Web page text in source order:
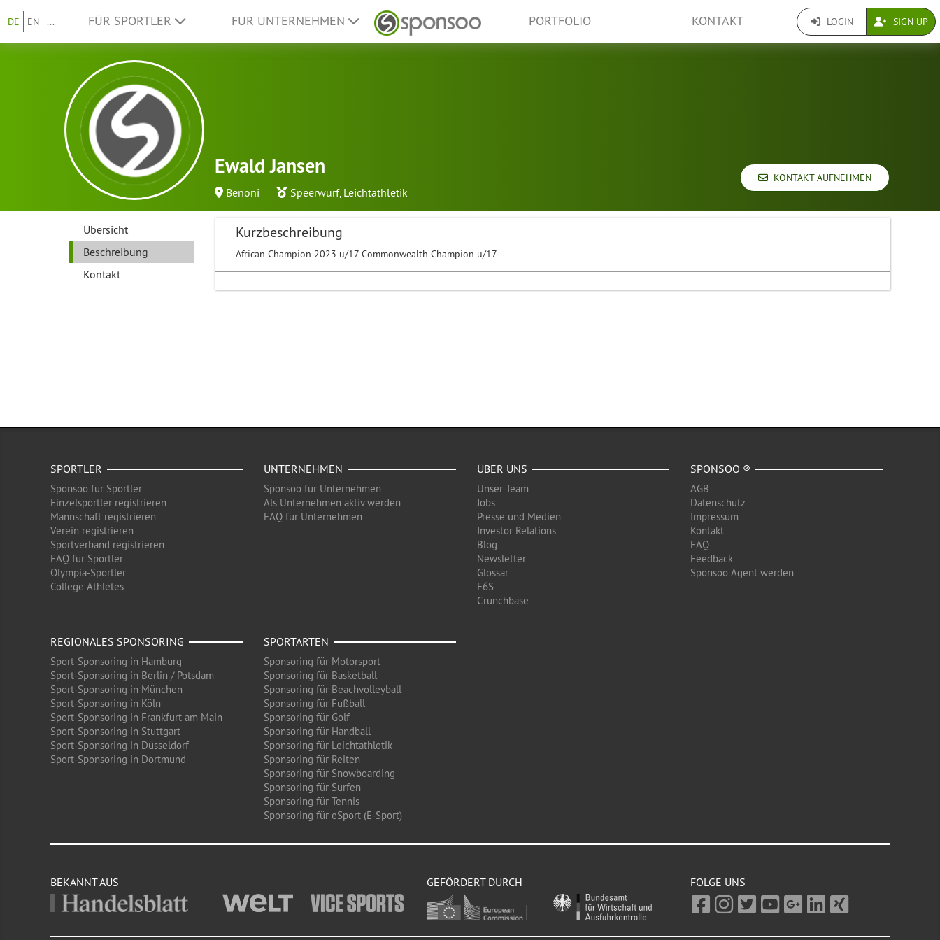
DE EN ... FÜR SPORTLER FÜR UNTERNEHMEN PORTFOLIO KONTAKT LOGIN SIGN UP
Ewald Jansen
Benoni Speerwurf, Leichtathletik
KONTAKT AUFNEHMEN
Übersicht
Beschreibung
Kontakt
Kurzbeschreibung
African Champion 2023 u/17 Commonwealth Champion u/17
SPORTLER
Sponsoo für Sportler
Einzelsportler registrieren
Mannschaft registrieren
Verein registrieren
Sportverband registrieren
FAQ für Sportler
Olympia-Sportler
College Athletes
UNTERNEHMEN
Sponsoo für Unternehmen
Als Unternehmen aktiv werden
FAQ für Unternehmen
ÜBER UNS
Unser Team
Jobs
Presse und Medien
Investor Relations
Blog
Newsletter
Glossar
F6S
Crunchbase
SPONSOO ®
AGB
Datenschutz
Impressum
Kontakt
FAQ
Feedback
Sponsoo Agent werden
REGIONALES SPONSORING
Sport-Sponsoring in Hamburg
Sport-Sponsoring in Berlin / Potsdam
Sport-Sponsoring in München
Sport-Sponsoring in Köln
Sport-Sponsoring in Frankfurt am Main
Sport-Sponsoring in Stuttgart
Sport-Sponsoring in Düsseldorf
Sport-Sponsoring in Dortmund
SPORTARTEN
Sponsoring für Motorsport
Sponsoring für Basketball
Sponsoring für Beachvolleyball
Sponsoring für Fußball
Sponsoring für Golf
Sponsoring für Handball
Sponsoring für Leichtathletik
Sponsoring für Reiten
Sponsoring für Snowboarding
Sponsoring für Surfen
Sponsoring für Tennis
Sponsoring für eSport (E-Sport)
BEKANNT AUS GEFÖRDERT DURCH FOLGE UNS